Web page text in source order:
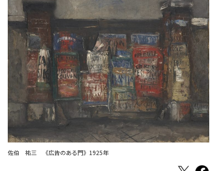
佐伯 祐三 《広告のある門》1925年